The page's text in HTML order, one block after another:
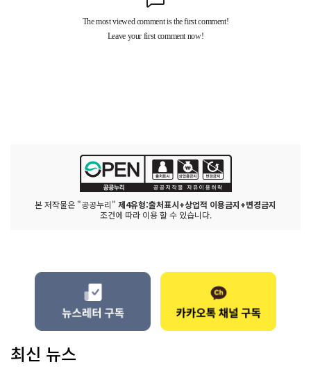
본 저작물은 "공공누리" 제4유형:출처표시+상업적 이용금지+변경금지
조건에 따라 이용 할 수 있습니다.
최신 뉴스